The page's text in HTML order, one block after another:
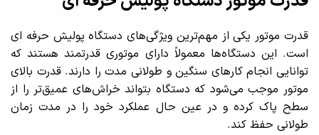
قدرت موتور یکی از مهم‌ترین ویژگی‌های دستگاه پولیش حرفه ای
است. این دستگاه‌ها معمولاً دارای موتوری قدرتمند هستند که
توانایی انجام کارهای سنگین و طولانی مدت را دارند. قدرت بالای
موتور موجب می‌شود که دستگاه بتواند خراش‌های عمیق‌تر را از
سطح پاک کرده و در عین حال عملکرد خود را در مدت زمان
طولانی حفظ کند.